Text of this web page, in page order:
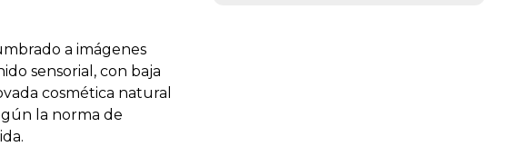
a imágenes
sensorial, con baja
cosmética natural
la norma de